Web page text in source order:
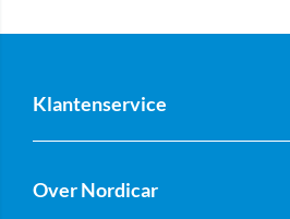
Klantenservice
Over Nordicar